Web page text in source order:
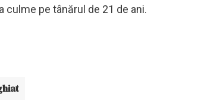
culme pe tânărul de 21 de ani.